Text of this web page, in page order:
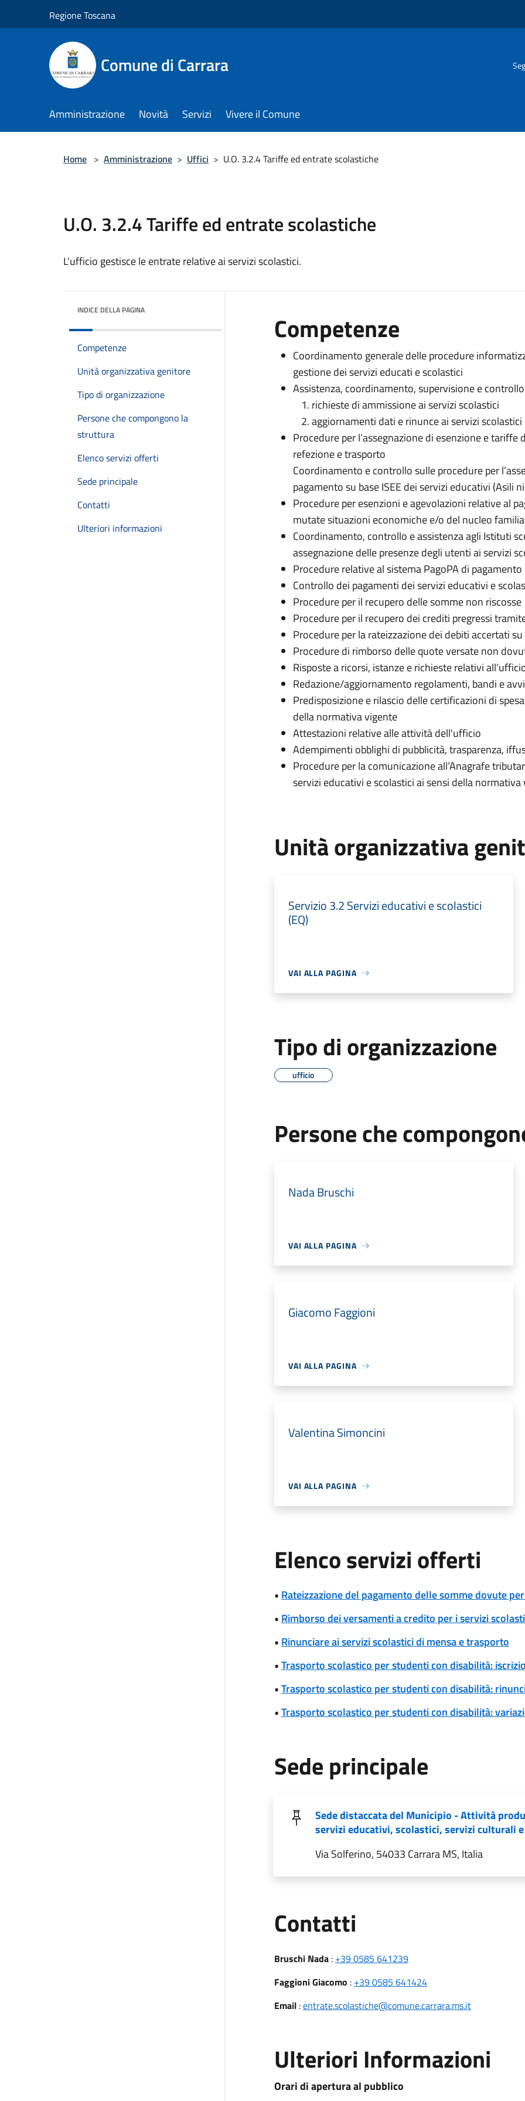
Regione Toscana
Comune di Carrara
Amministrazione Novità Servizi Vivere il Comune
Home > Amministrazione > Uffici > U.O. 3.2.4 Tariffe ed entrate scolastiche
U.O. 3.2.4 Tariffe ed entrate scolastiche
L'ufficio gestisce le entrate relative ai servizi scolastici.
INDICE DELLA PAGINA
Competenze
Unità organizzativa genitore
Tipo di organizzazione
Persone che compongono la
struttura
Elenco servizi offerti
Sede principale
Contatti
Ulteriori informazioni
Competenze
Coordinamento generale delle procedure
gestione dei servizi educati e scolastici
Assistenza, coordinamento, supervisione e
richieste di ammissione ai servizi scolastici
aggiornamenti dati e rinunce ai servizi scolastici
Procedure per l’assegnazione di esenzione e tariffe
refezione e trasporto
Coordinamento e controllo sulle procedure per
pagamento su base ISEE dei servizi educativi (Asili
Procedure per esenzioni e agevolazioni relative al
mutate situazioni economiche e/o del nucleo
Coordinamento, controllo e assistenza agli Istituti
assegnazione delle presenze degli utenti ai servizi
Procedure relative al sistema PagoPA di
Controllo dei pagamenti dei servizi educativi e
Procedure per il recupero delle somme non riscosse
Procedure per il recupero dei crediti pregressi
Procedure per la rateizzazione dei debiti accertati
Procedure di rimborso delle quote versate non
Risposte a ricorsi, istanze e richieste relativi
Redazione/aggiornamento regolamenti, bandi e
Predisposizione e rilascio delle certificazioni di
della normativa vigente
Attestazioni relative alle attività dell'ufficio
Adempimenti obblighi di pubblicità, trasparenza,
Procedure per la comunicazione all’Anagrafe
servizi educativi e scolastici ai sensi della normativa
Unità organizzativa
Servizio 3.2 Servizi educativi e scolastici
(EQ)
VAI ALLA PAGINA
Tipo di organizzazione
ufficio
Persone che
Nada Bruschi
VAI ALLA PAGINA
Giacomo Faggioni
VAI ALLA PAGINA
Valentina Simoncini
VAI ALLA PAGINA
Elenco servizi offerti
• Rateizzazione del pagamento delle somme dovute
• Rimborso dei versamenti a credito per i servizi
• Rinunciare ai servizi scolastici di mensa e trasporto
•Trasporto scolastico per studenti con disabilità:
•Trasporto scolastico per studenti con disabilità:
•Trasporto scolastico per studenti con disabilità:
Sede principale
Sede distaccata del Municipio - Attività
servizi educativi, scolastici, servizi culturali
Via Solferino, 54033 Carrara MS, Italia
Contatti
Bruschi Nada: +39 0585 641239
Faggioni Giacomo : +39 0585 641424
Email:entrate.scolastiche@comune.carrara.ms.it
Ulteriori Informazioni
Orari di apertura al pubblico